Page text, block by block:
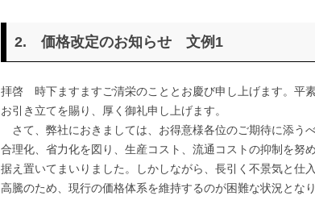
2. 価格改定のお知らせ 文例1
拝啓 時下ますますご清栄のこととお慶び申し上げます。平
お引き立てを賜り、厚く御礼申し上げます。
さて、弊社におきましては、お得意様各位のご期待に添う
合理化、省力化を図り、生産コスト、流通コストの抑制を努
据え置いてまいりました。しかしながら、長引く不景気と仕
高騰のため、現行の価格体系を維持するのが困難な状況となり